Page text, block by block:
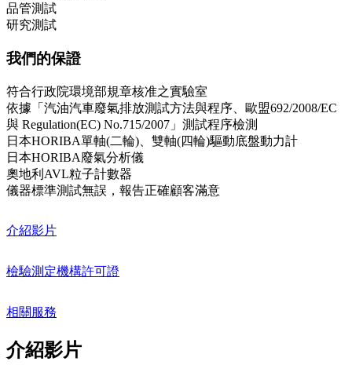
品管測試
研究測試
我們的保證
符合行政院環境部規章核准之實驗室
依據「汽油汽車廢氣排放測試方法與程序、歐盟692/2008/EC
與 Regulation(EC) No.715/2007」測試程序檢測
日本HORIBA單軸(二輪)、雙軸(四輪)驅動底盤動力計
日本HORIBA廢氣分析儀
奧地利AVL粒子計數器
儀器標準測試無誤，報告正確顧客滿意
介紹影片
檢驗測定機構許可證
相關服務
介紹影片